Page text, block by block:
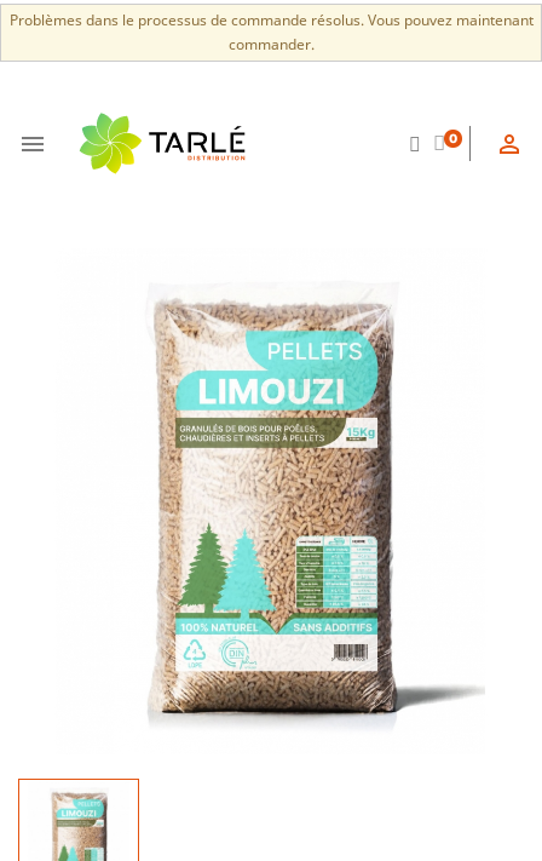
Problèmes dans le processus de commande résolus. Vous pouvez maintenant
commander.
 0 